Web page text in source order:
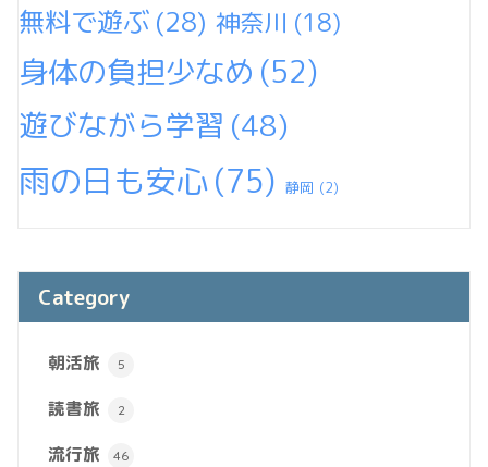
無料で遊ぶ (28) 神奈川 (18)
身体の負担少なめ (52)
遊びながら学習 (48)
雨の日も安心(75) 静岡 (2)
Category
朝活旅 5
読書旅 2
流行旅 46